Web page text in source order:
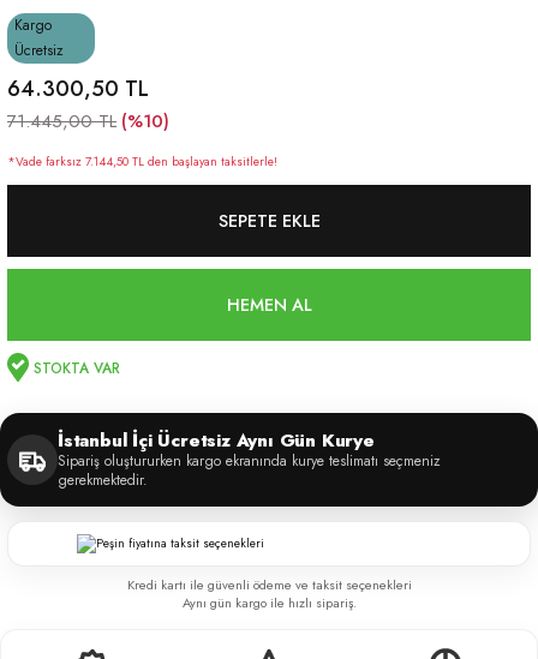
Kargo
Ücretsiz
64.300,50 TL
71.445,00 TL (%10)
*Vade farksız 7.144,50 TL den başlayan taksitlerle!
SEPETE EKLE
HEMEN AL
STOKTA VAR
İstanbul İçi Ücretsiz Aynı Gün Kurye
Sipariş oluştururken kargo ekranında kurye teslimatı seçmeniz
gerekmektedir.
Kredi kartı ile güvenli ödeme ve taksit seçenekleri
Aynı gün kargo ile hızlı sipariş.